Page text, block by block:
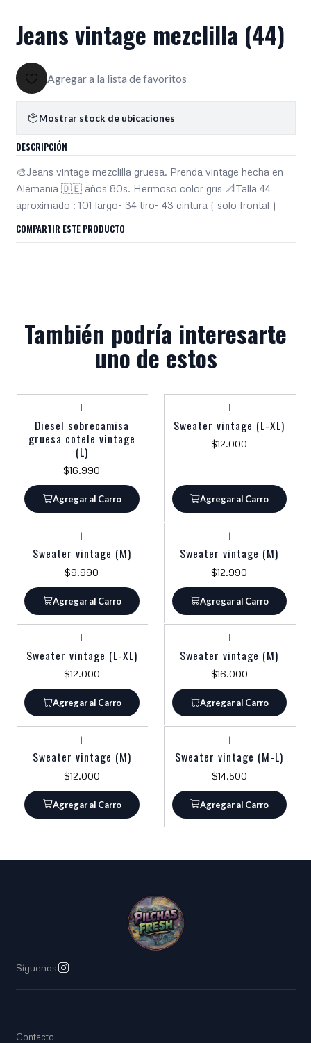
|Jeans vintage mezclilla (44)
Agregar a la lista de favoritos
Mostrar stock de ubicaciones
DESCRIPCIÓN
🎨Jeans vintage mezclilla gruesa. Prenda vintage hecha en
Alemania 🇩🇪 años 80s. Hermoso color gris 📐Talla 44
aproximado : 101 largo- 34 tiro- 43 cintura ( solo frontal )
COMPARTIR ESTE PRODUCTO
También podría interesarte
uno de estos
|
Diesel sobrecamisa
gruesa cotele vintage
(L)
$16.990
Agregar al Carro
|
Sweater vintage (L-XL)
$12.000
Agregar al Carro
|
Sweater vintage (M)
$9.990
Agregar al Carro
|
Sweater vintage (M)
$12.990
Agregar al Carro
|
Sweater vintage (L-XL)
$12.000
Agregar al Carro
|
Sweater vintage (M)
$16.000
Agregar al Carro
|
Sweater vintage (M)
$12.000
Agregar al Carro
|
Sweater vintage (M-L)
$14.500
Agregar al Carro
Síguenos
Contacto